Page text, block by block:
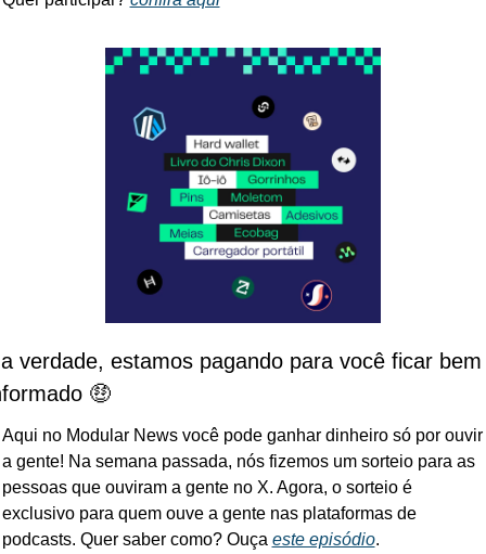
verdade, estamos pagando para você ficar bem
🤑
Aqui no Modular News você pode ganhar dinheiro só por ouvir
a gente! Na semana passada, nós fizemos um sorteio para as
pessoas que ouviram a gente no X. Agora, o sorteio é
exclusivo para quem ouve a gente nas plataformas de
podcasts. Quer saber como? Ouça este episódio.